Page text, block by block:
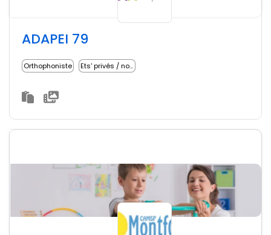
ADAPEI 79
Orthophoniste Ets' privés / non lucratifs